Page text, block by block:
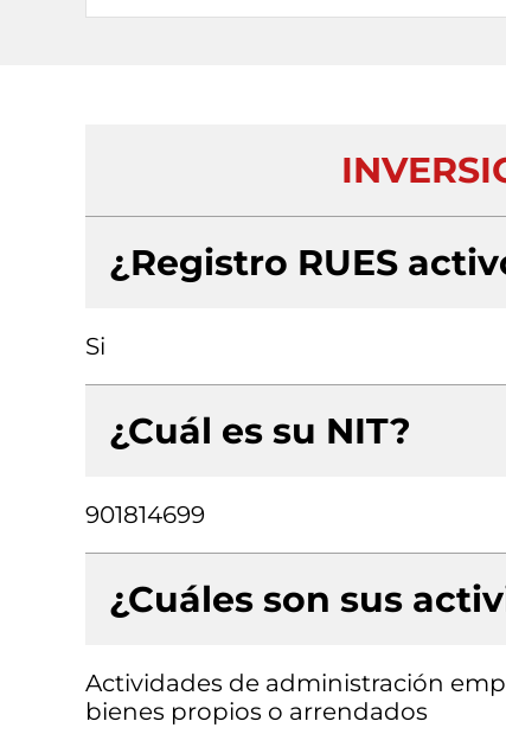
¿Registro RUES
Si
¿Cuál es su NIT?
901814699
¿Cuáles son sus
Actividades de administración
bienes propios o arrendados